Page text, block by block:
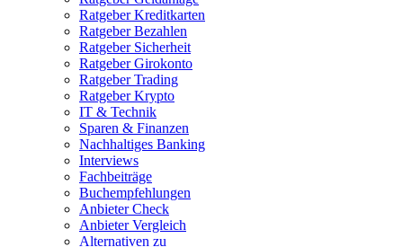
Ratgeber Kreditkarten
Ratgeber Bezahlen
Ratgeber Sicherheit
Ratgeber Girokonto
Ratgeber Trading
Ratgeber Krypto
IT & Technik
Sparen & Finanzen
Nachhaltiges Banking
Interviews
Fachbeiträge
Buchempfehlungen
Anbieter Check
Anbieter Vergleich
Alternativen zu